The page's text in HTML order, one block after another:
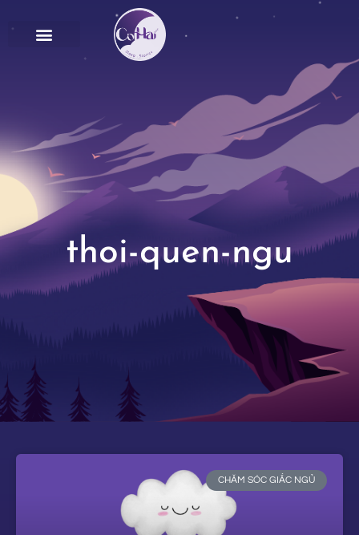
thoi-quen-ngu
CHĂM SÓC GIẤC NGỦ